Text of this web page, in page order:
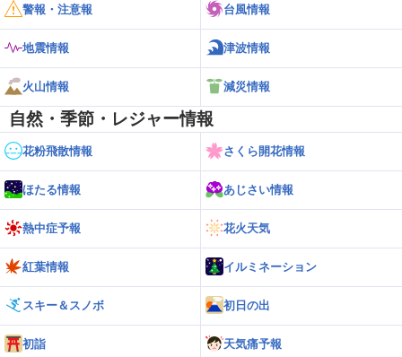
警報・注意報 台風情報
地震情報 津波情報
火山情報 減災情報
自然・季節・レジャー情報
花粉飛散情報 さくら開花情報
ほたる情報 あじさい情報
熱中症予報 花火天気
紅葉情報 イルミネーション
スキー＆スノボ 初日の出
初詣 天気痛予報